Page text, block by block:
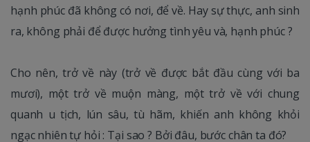
hạnh phúc đã không có nơi, để về. Hay sự thực, anh sinh
ra, không phải để được hưởng tình yêu và, hạnh phúc ?
Cho nên, trở về này (trở về được bắt đầu cùng với ba
mươi), một trở về muộn màng, một trở về với chung
quanh u tịch, lún sâu, tù hãm, khiến anh không khỏi
ngạc nhiên tự hỏi : Tại sao ? Bởi đâu, bước chân ta đó?